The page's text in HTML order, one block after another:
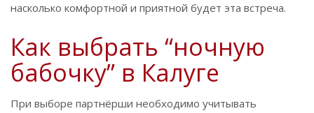
насколько комфортной и приятной будет эта встреча.
Как выбрать “ночную
бабочку” в Калуге
При выборе партнёрши необходимо учитывать